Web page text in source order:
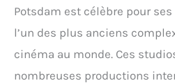
Potsdam est célèbre pour
l’un des plus anciens
cinéma au monde. Ces
nombreuses productions